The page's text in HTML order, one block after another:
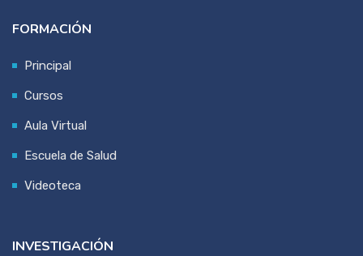
FORMACIÓN
Principal
Cursos
Aula Virtual
Escuela de Salud
Videoteca
INVESTIGACIÓN